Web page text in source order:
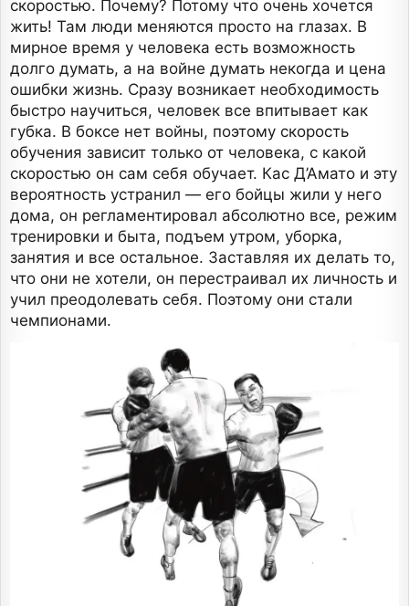
скоростью. Почему? Потому что очень хочется
жить! Там люди меняются просто на глазах. В
мирное время у человека есть возможность
долго думать, а на войне думать некогда и цена
ошибки жизнь. Сразу возникает необходимость
быстро научиться, человек все впитывает как
губка. В боксе нет войны, поэтому скорость
обучения зависит только от человека, с какой
скоростью он сам себя обучает. Кас Д’Амато и эту
вероятность устранил — его бойцы жили у него
дома, он регламентировал абсолютно все, режим
тренировки и быта, подъем утром, уборка,
занятия и все остальное. Заставляя их делать то,
что они не хотели, он перестраивал их личность и
учил преодолевать себя. Поэтому они стали
чемпионами.